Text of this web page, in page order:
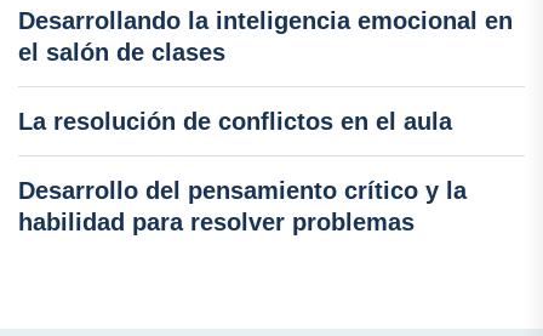
Desarrollando la inteligencia emocional en
el salón de clases
La resolución de conflictos en el aula
Desarrollo del pensamiento crítico y la
habilidad para resolver problemas